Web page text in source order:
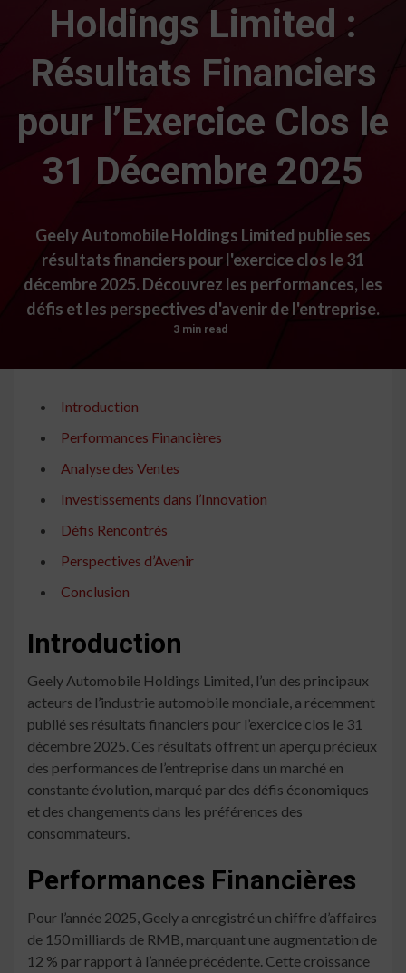
Holdings Limited :
Résultats Financiers
pour l’Exercice Clos le
31 Décembre 2025
Geely Automobile Holdings Limited publie ses
résultats financiers pour l'exercice clos le 31
décembre 2025. Découvrez les performances, les
défis et les perspectives d'avenir de l'entreprise.
3 min read
Introduction
Performances Financières
Analyse des Ventes
Investissements dans l’Innovation
Défis Rencontrés
Perspectives d’Avenir
Conclusion
Introduction
Geely Automobile Holdings Limited, l’un des principaux
acteurs de l’industrie automobile mondiale, a récemment
publié ses résultats financiers pour l’exercice clos le 31
décembre 2025. Ces résultats offrent un aperçu précieux
des performances de l’entreprise dans un marché en
constante évolution, marqué par des défis économiques
et des changements dans les préférences des
consommateurs.
Performances Financières
Pour l’année 2025, Geely a enregistré un chiffre d’affaires
de 150 milliards de RMB, marquant une augmentation de
12 % par rapport à l’année précédente. Cette croissance